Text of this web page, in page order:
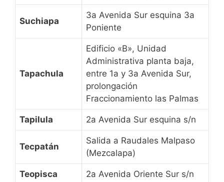
Suchiapa
3a Avenida Sur esquina 3a
Poniente
Tapachula
Edificio «B», Unidad
Administrativa planta baja,
entre 1a y 3a Avenida Sur,
prolongación
Fraccionamiento las Palmas
Tapilula 2a Avenida Sur esquina s/n
Tecpatán
Salida a Raudales Malpaso
(Mezcalapa)
Teopisca 2a Avenida Oriente Sur s/n